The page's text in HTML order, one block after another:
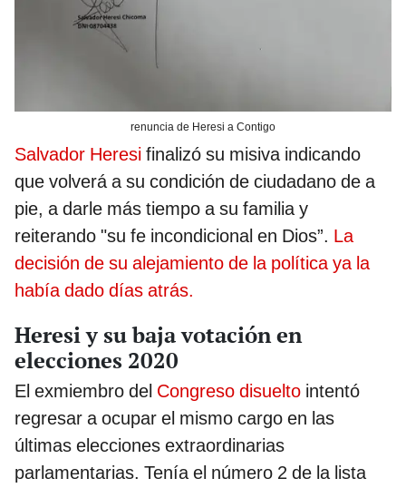
renuncia de Heresi a Contigo
Salvador Heresi finalizó su misiva indicando
que volverá a su condición de ciudadano de a
pie, a darle más tiempo a su familia y
reiterando "su fe incondicional en Dios”. La
decisión de su alejamiento de la política ya la
había dado días atrás.
Heresi y su baja votación en
elecciones 2020
El exmiembro del Congreso disuelto intentó
regresar a ocupar el mismo cargo en las
últimas elecciones extraordinarias
parlamentarias. Tenía el número 2 de la lista